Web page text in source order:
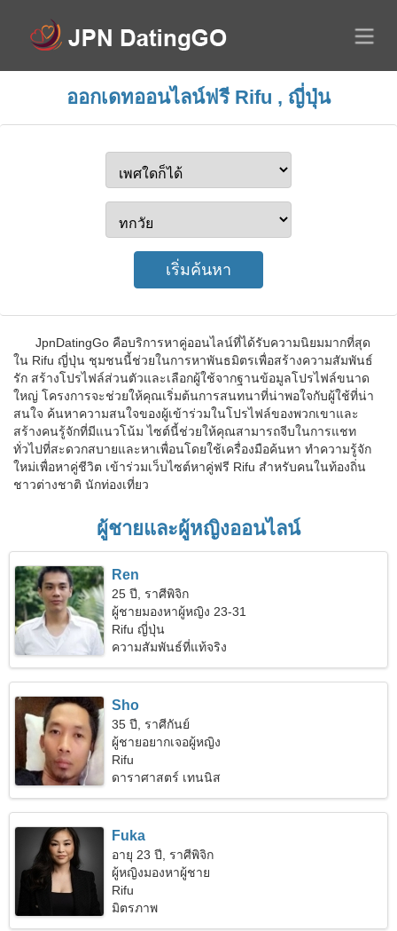
ออกเดทออนไลน์ฟรี Rifu , ญี่ปุ่น
JpnDatingGo คือบริการหาคู่ออนไลน์ที่ได้รับความนิยมมากที่สุด
ใน Rifu ญี่ปุ่น ชุมชนนี้ช่วยในการหาพันธมิตรเพื่อสร้างความสัมพันธ์
รัก สร้างโปรไฟล์ส่วนตัวและเลือกผู้ใช้จากฐานข้อมูลโปรไฟล์ขนาด
ใหญ่ โครงการจะช่วยให้คุณเริ่มต้นการสนทนาที่น่าพอใจกับผู้ใช้ที่น่า
สนใจ ค้นหาความสนใจของผู้เข้าร่วมในโปรไฟล์ของพวกเขาและ
สร้างคนรู้จักที่มีแนวโน้ม ไซต์นี้ช่วยให้คุณสามารถจีบในการแชท
ทั่วไปที่สะดวกสบายและหาเพื่อนโดยใช้เครื่องมือค้นหา ทำความรู้จัก
ใหม่เพื่อหาคู่ชีวิต เข้าร่วมเว็บไซต์หาคู่ฟรี Rifu สำหรับคนในท้องถิ่น
ชาวต่างชาติ นักท่องเที่ยว
ผู้ชายและผู้หญิงออนไลน์
Ren
25 ปี, ราศีพิจิก
ผู้ชายมองหาผู้หญิง 23-31
Rifu ญี่ปุ่น
ความสัมพันธ์ที่แท้จริง
Sho
35 ปี, ราศีกันย์
ผู้ชายอยากเจอผู้หญิง
Rifu
ดาราศาสตร์ เทนนิส
Fuka
อายุ 23 ปี, ราศีพิจิก
ผู้หญิงมองหาผู้ชาย
Rifu
มิตรภาพ